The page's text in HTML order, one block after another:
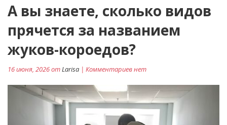
А вы знаете, сколько видов
прячется за названием
жуков-короедов?
16 июня, 2026 отLarisa | Комментариев нет